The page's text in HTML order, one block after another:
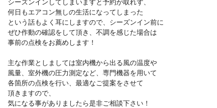
何日もエアコン無しの生活になってしまった
という話もよく耳にしますので、シーズンイン前に
ぜひ作動の確認をして頂き、不調を感じた場合は
事前の点検をお薦めします！
主な作業としましては室内機から出る風の温度や
風量、室外機の圧力測定など、専門機器を用いて
各箇所の点検を行い、最適なご提案をさせて
頂きますので、
気になる事がありましたら是非ご相談下さい！